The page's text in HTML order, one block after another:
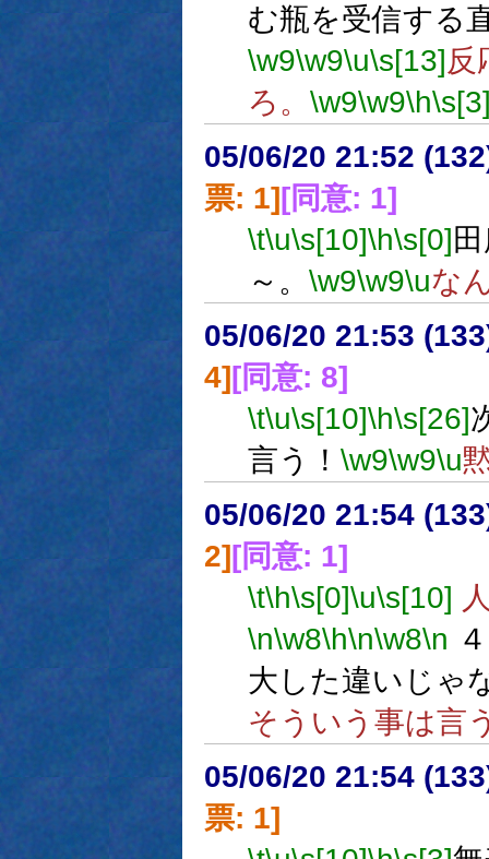
む瓶を受信する
\w9\w9\u\s[13]反
ろ。 \w9\w9\h
05/06/20 21:52
票: 1][同意: 1]
\t\u\s[10]\h\s[0]
～。 \w9\w9\uな
05/06/20 21:53
4][同意: 8]
\t\u\s[10]\h\s[26]
言う！ \w9\w9\u
05/06/20 21:54
2][同意: 1]
\t\h\s[0]\u\s[10]
\n\w8\h\n\w8\n
大した違いじゃ
そういう事は言
05/06/20 21:54
票: 1]